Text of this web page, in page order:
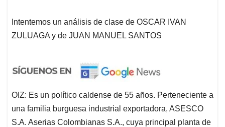
Intentemos un análisis de clase de OSCAR IVAN
ZULUAGA y de JUAN MANUEL SANTOS
OIZ: Es un político caldense de 55 años. Perteneciente a
una familia burguesa industrial exportadora, ASESCO
S.A. Aserias Colombianas S.A., cuya principal planta de